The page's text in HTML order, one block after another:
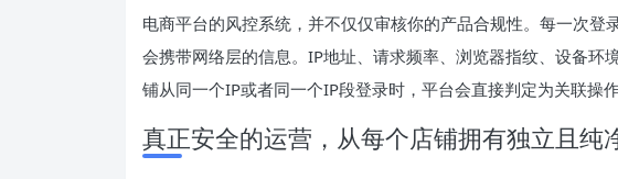
电商平台的风控系统，并不仅仅审核你的产品合规性。每一次登
会携带网络层的信息。IP地址、请求频率、浏览器指纹、设备环
铺从同一个IP或者同一个IP段登录时，平台会直接判定为关联操
真正安全的运营，从每个店铺拥有独立且纯